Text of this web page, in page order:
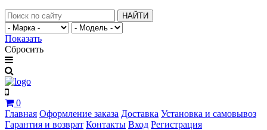
НАЙТИ
Показать
Сбросить
0
Главная Оформление заказа Доставка Установка и самовывоз
Гарантия и возврат Контакты Вход Регистрация